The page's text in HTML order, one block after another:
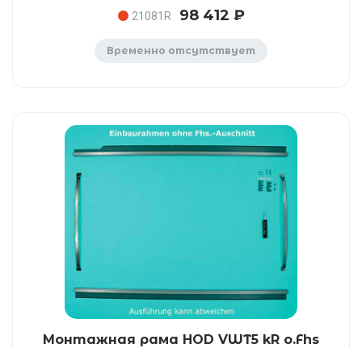
21081R 98 412 ₽
Временно отсутствует
Монтажная рама HOD VWT5 kR o.Fhs